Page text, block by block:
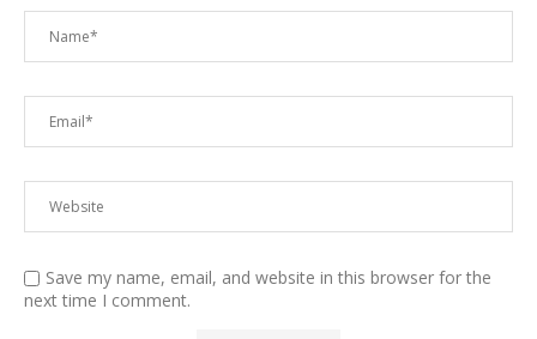
Save my name, email, and website in this browser for the
next time I comment.